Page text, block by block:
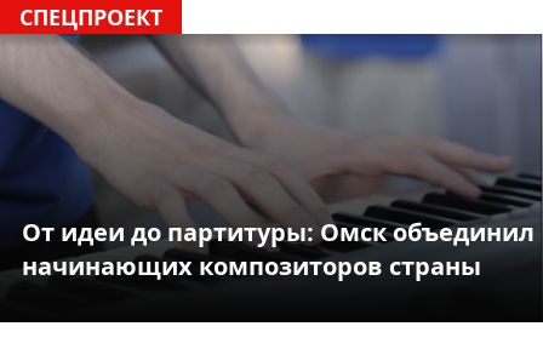
СПЕЦПРОЕКТ
От идеи до партитуры: Омск объединил
начинающих композиторов страны